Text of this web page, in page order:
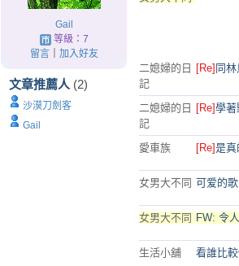
Gail
等級：7
留言｜ 加入好友
文章推薦人 (2)
沙漠刀劍客
Gail
二媳婦的日
記
[Re] 同
二媳婦的日
記
[Re]學著
愛車族 [Re]是真
女男大不同 可爱的
女男大不同 FW: 令
生活小舖 看誰比